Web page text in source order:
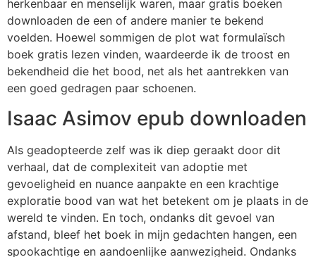
herkenbaar en menselijk waren, maar gratis boeken
downloaden de een of andere manier te bekend
voelden. Hoewel sommigen de plot wat formulaïsch
boek gratis lezen vinden, waardeerde ik de troost en
bekendheid die het bood, net als het aantrekken van
een goed gedragen paar schoenen.
Isaac Asimov epub downloaden
Als geadopteerde zelf was ik diep geraakt door dit
verhaal, dat de complexiteit van adoptie met
gevoeligheid en nuance aanpakte en een krachtige
exploratie bood van wat het betekent om je plaats in de
wereld te vinden. En toch, ondanks dit gevoel van
afstand, bleef het boek in mijn gedachten hangen, een
spookachtige en aandoenlijke aanwezigheid. Ondanks